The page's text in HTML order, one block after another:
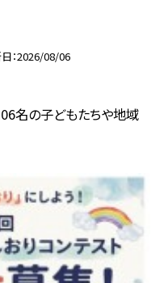
2026/08/06
名の子どもたちや地域